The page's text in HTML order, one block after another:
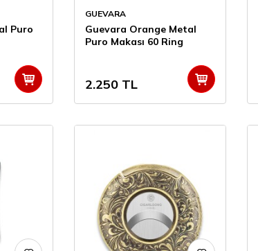
Puro
GUEVARA
Guevara Orange Metal
Puro Makası 60 Ring
2.250 TL